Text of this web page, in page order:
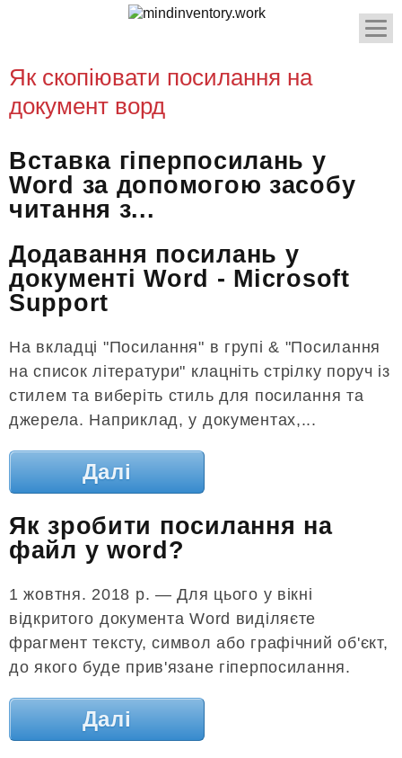
Як скопіювати посилання на
документ ворд
Вставка гіперпосилань у
Word за допомогою засобу
читання з...
Додавання посилань у
документі Word - Microsoft
Support
На вкладці "Посилання" в групі & "Посилання
на список літератури" клацніть стрілку поруч із
стилем та виберіть стиль для посилання та
джерела. Наприклад, у документах,...
Далі
Як зробити посилання на
файл у word?
1 жовтня. 2018 р. — Для цього у вікні
відкритого документа Word виділяєте
фрагмент тексту, символ або графічний об'єкт,
до якого буде прив'язане гіперпосилання.
Далі